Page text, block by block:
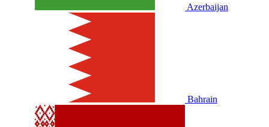
Azerbaijan
Bahrain